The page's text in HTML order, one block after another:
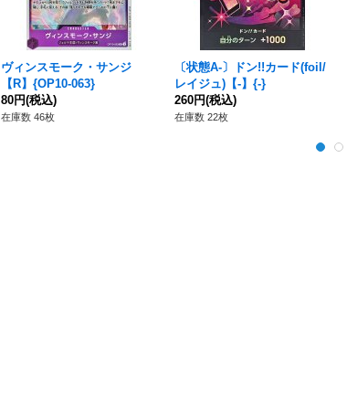
ヴィンスモーク・サンジ
【R】{OP10-063}
80円(税込)
在庫数 46枚
〔状態A-〕ドン!!カード(foil/
レイジュ)【-】{-}
260円(税込)
在庫数 22枚